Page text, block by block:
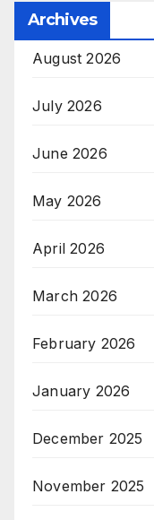
Archives
August 2026
July 2026
June 2026
May 2026
April 2026
March 2026
February 2026
January 2026
December 2025
November 2025